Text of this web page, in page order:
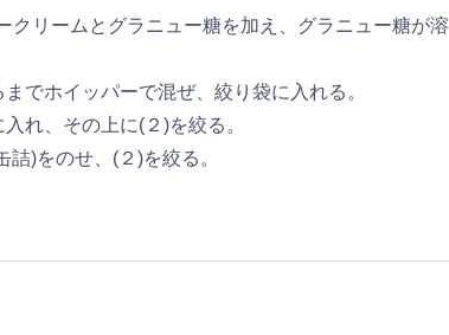
クリームとグラニュー糖を加え、グラニュー糖が溶
でホイッパーで混ぜ、絞り袋に入れる。
れ、その上に(２)を絞る。
)をのせ、(２)を絞る。